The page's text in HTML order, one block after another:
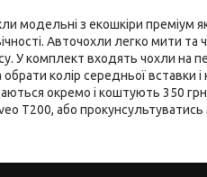
модельні з екошкіри преміум
Авточохли легко мити
У комплект входять чохли на
колір середньої вставки і
окремо і коштують 350
Т200, або